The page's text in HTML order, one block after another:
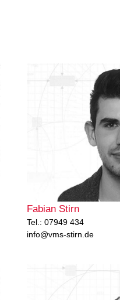
Fabian Stirn
Tel.: 07949 434
info@vms-stirn.de